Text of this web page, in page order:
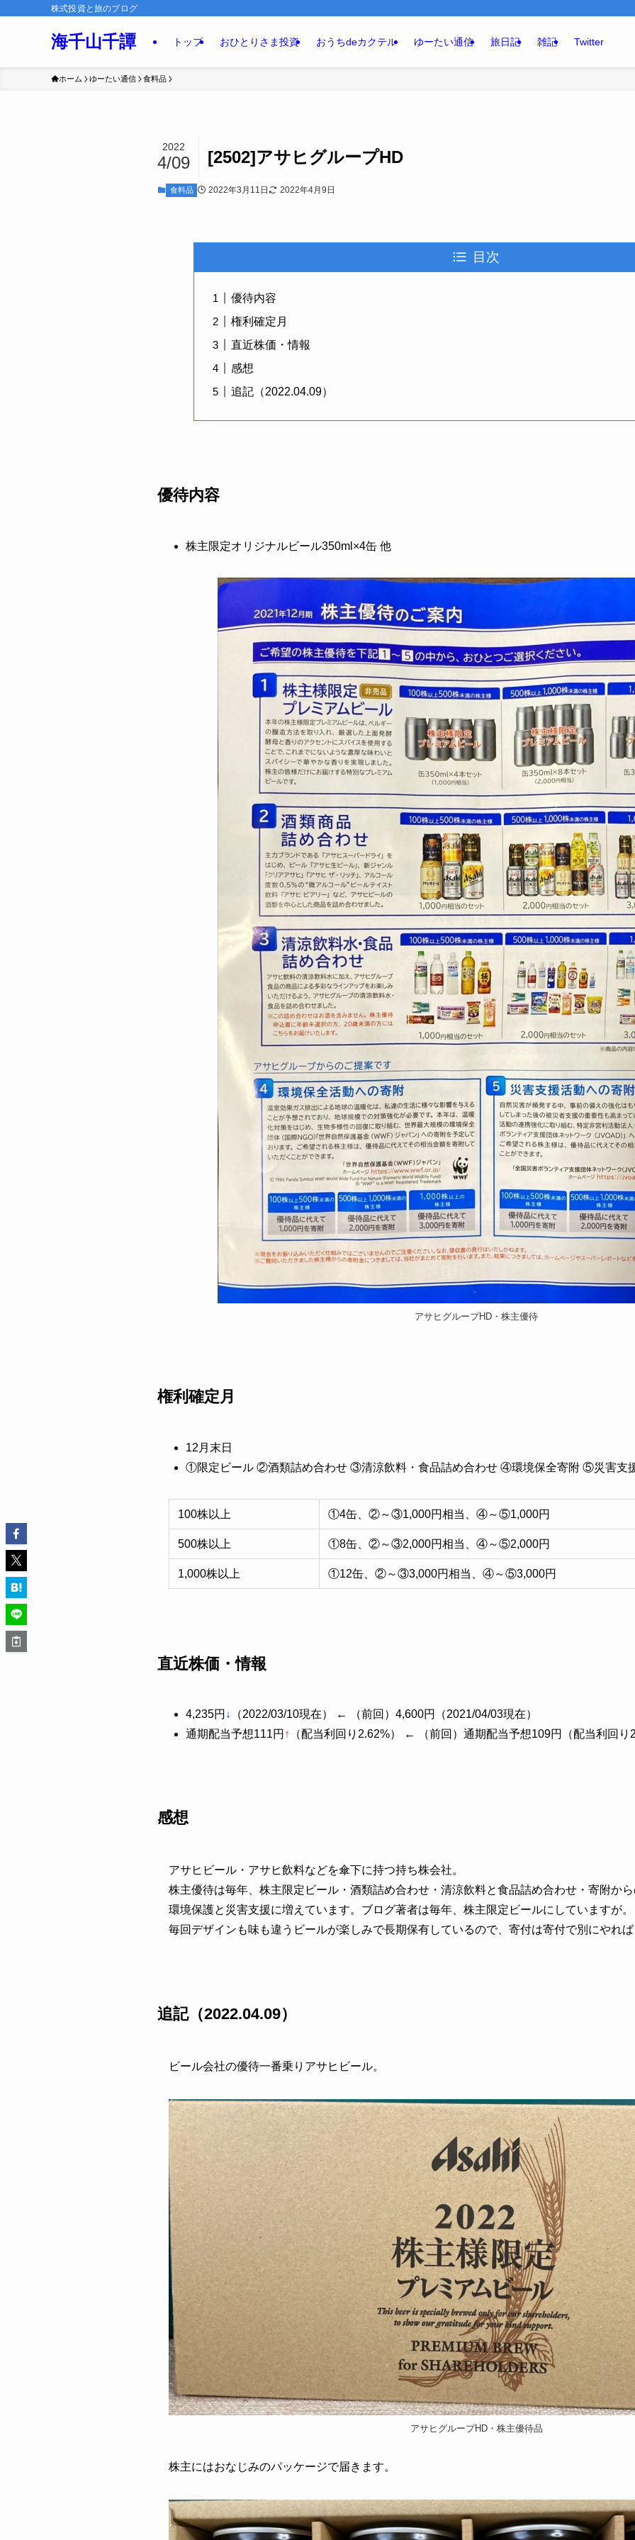
株式投資と旅のブログ
海千山千譚 トップ おひとりさま投資 おうちdeカクテル ゆーたい通信 旅日記 雑記 Twitter
ホーム ゆーたい通信 食料品
[2502]アサヒグループHD
2022
4/09
食料品 2022年3月11日 2022年4月9日
目次
優待内容
権利確定月
直近株価・情報
感想
追記（2022.04.09）
優待内容
株主限定オリジナルビール350ml×4缶 他
アサヒグループHD・株主優待
権利確定月
12月末日
①限定ビール ②酒類詰め合わせ ③清涼飲料・食品詰め合わせ ④環境保全寄附 ⑤災害支
100株以上 ①4缶、②～③1,000円相当、④～⑤1,000円
500株以上 ①8缶、②～③2,000円相当、④～⑤2,000円
1,000株以上 ①12缶、②～③3,000円相当、④～⑤3,000円
直近株価・情報
4,235円 ↓
（2022/03/10現在） ← （前回）4,600円（2021/04/03現在）
通期配当予想111円 ↑ （配当利回り2.62%） ← （前回）通期配当予想109円（配当利回り
感想
アサヒビール・アサヒ飲料などを傘下に持つ持ち株会社。
株主優待は毎年、株主限定ビール・酒類詰め合わせ・清涼飲料と食品詰め合わせ・寄附か
環境保護と災害支援に増えています。ブログ著者は毎年、株主限定ビールにしていますが。
毎回デザインも味も違うビールが楽しみで長期保有しているので、寄付は寄付で別にやれ
追記（2022.04.09）
ビール会社の優待一番乗りアサヒビール。
アサヒグループHD・株主優待品
株主にはおなじみのパッケージで届きます。